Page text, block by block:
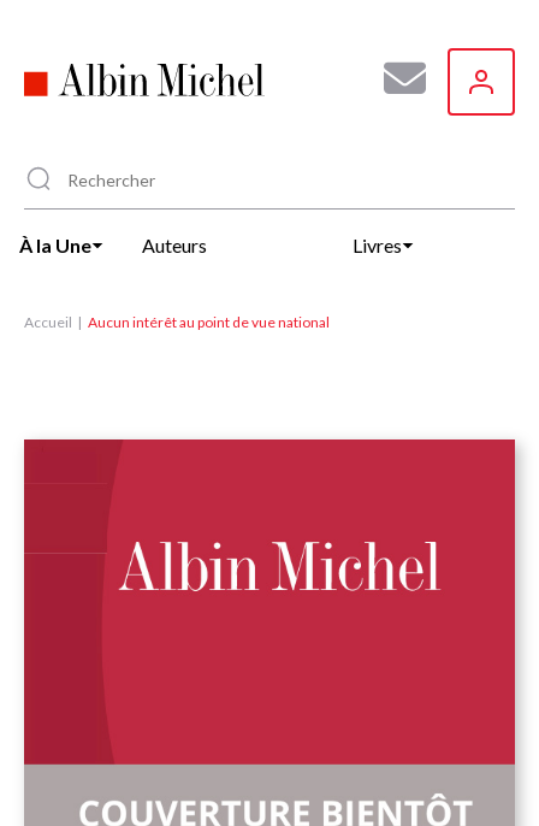
principal
À la Une Auteurs Livres
Accueil Aucun intérêt au point de vue national